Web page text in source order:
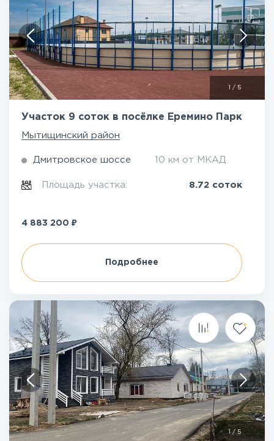
/ 5
Участок 9 соток в посёлке Еремино Парк
Мытищинский район
Дмитровское шоссе 10 км от МКАД
Площадь участка: 8.72 соток
4 883 200 ₽
Подробнее
1/5